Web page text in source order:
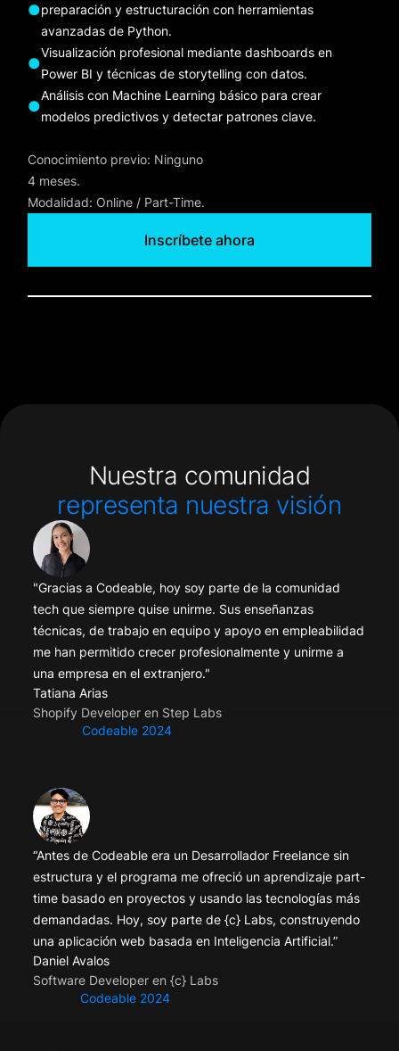
●preparación y estructuración con herramientas
avanzadas de Python.
●
Visualización profesional mediante dashboards en
Power BI y técnicas de storytelling con datos.
●
Análisis con Machine Learning básico para crear
modelos predictivos y detectar patrones clave.
Conocimiento previo: Ninguno
4 meses.
Modalidad: Online / Part-Time.
Inscríbete ahora
Nuestra comunidad
representa nuestra visión
"Gracias a Codeable, hoy soy parte de la comunidad
tech que siempre quise unirme. Sus enseñanzas
técnicas, de trabajo en equipo y apoyo en empleabilidad
me han permitido crecer profesionalmente y unirme a
una empresa en el extranjero."
Tatiana Arias
Shopify Developer en Step Labs
Codeable 2024
“Antes de Codeable era un Desarrollador Freelance sin
estructura y el programa me ofreció un aprendizaje part-
time basado en proyectos y usando las tecnologías más
demandadas. Hoy, soy parte de {c} Labs, construyendo
una aplicación web basada en Inteligencia Artificial.”
Daniel Avalos
Software Developer en {c} Labs
Codeable 2024